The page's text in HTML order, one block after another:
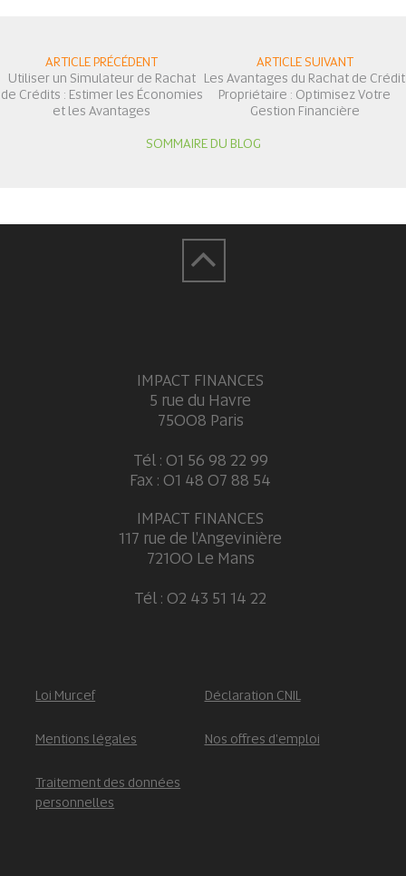
ARTICLE PRÉCÉDENT
Utiliser un Simulateur de Rachat
de Crédits : Estimer les Économies
et les Avantages
ARTICLE SUIVANT
Les Avantages du Rachat de Crédit
Propriétaire : Optimisez Votre
Gestion Financière
SOMMAIRE DU BLOG
IMPACT FINANCES
5 rue du Havre
75008 Paris
Tél : 01 56 98 22 99
Fax : 01 48 07 88 54
IMPACT FINANCES
117 rue de l'Angevinière
72100 Le Mans
Tél : 02 43 51 14 22
Loi Murcef Déclaration CNIL
Mentions légales Nos offres d'emploi
Traitement des données
personnelles